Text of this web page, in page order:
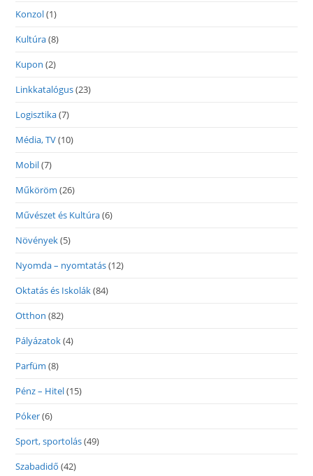
Konzol(1)
Kultúra(8)
Kupon (2)
Linkkatalógus(23)
Logisztika(7)
Média, TV(10)
Mobil(7)
Műköröm (26)
Művészet és Kultúra(6)
Növények(5)
Nyomda – nyomtatás(12)
Oktatás és Iskolák(84)
Otthon (82)
Pályázatok(4)
Parfüm (8)
Pénz – Hitel(15)
Póker(6)
Sport, sportolás(49)
Szabadidő (42)